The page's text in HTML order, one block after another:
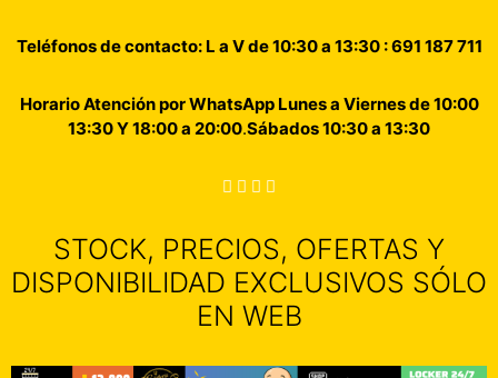
Teléfonos de contacto: L a V de 10:30 a 13:30 : 691 187 711
Horario Atención por WhatsApp Lunes a Viernes de 10:00
13:30 Y 18:00 a 20:00.Sábados 10:30 a 13:30
STOCK, PRECIOS, OFERTAS Y
DISPONIBILIDAD EXCLUSIVOS SÓLO
EN WEB